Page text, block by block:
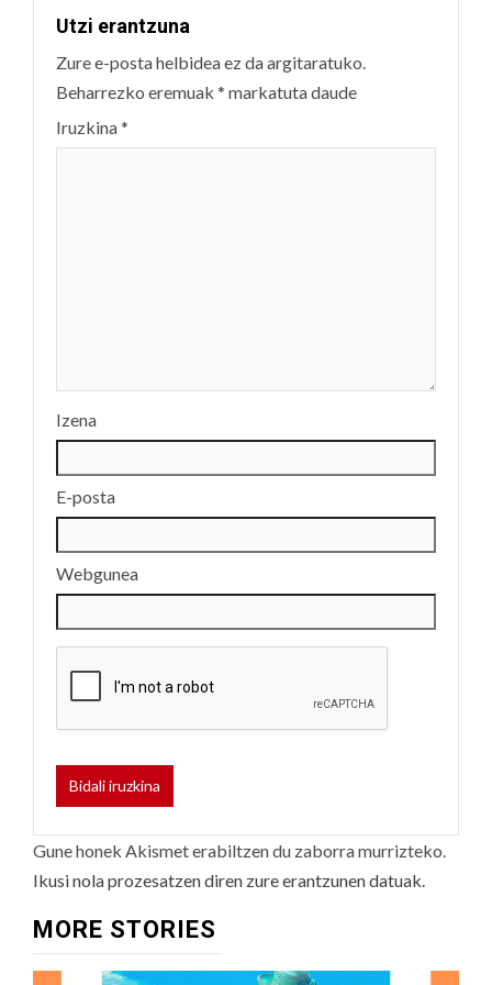
Utzi erantzuna
Zure e-posta helbidea ez da argitaratuko.
Beharrezko eremuak * markatuta daude
Iruzkina*
Izena
E-posta
Webgunea
Gune honek Akismet erabiltzen du zaborra murrizteko.
Ikusi nola prozesatzen diren zure erantzunen datuak.
MORE STORIES